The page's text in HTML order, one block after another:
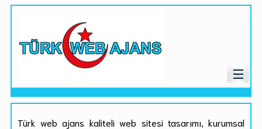
Türk web ajans kaliteli web sitesi tasarımı, kurumsal